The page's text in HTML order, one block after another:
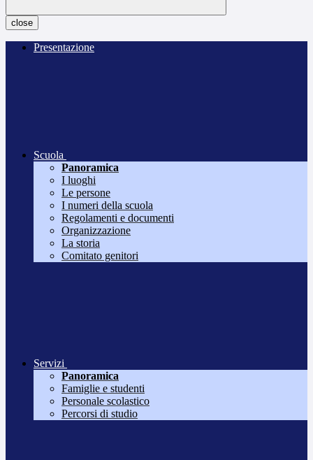
close
Presentazione
Scuola
Panoramica
I luoghi
Le persone
I numeri della scuola
Regolamenti e documenti
Organizzazione
La storia
Comitato genitori
Servizi
Panoramica
Famiglie e studenti
Personale scolastico
Percorsi di studio